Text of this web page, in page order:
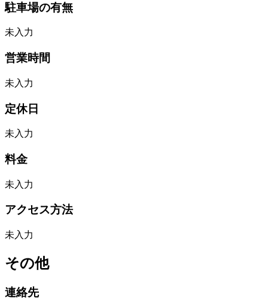
駐車場の有無
未入力
営業時間
未入力
定休日
未入力
料金
未入力
アクセス方法
未入力
その他
連絡先